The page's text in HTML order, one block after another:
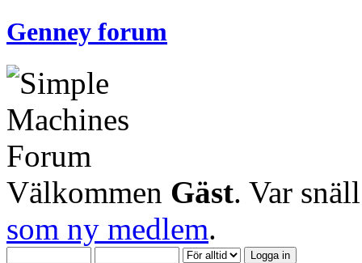
Genney forum
Välkommen Gäst. Var
som ny medlem.